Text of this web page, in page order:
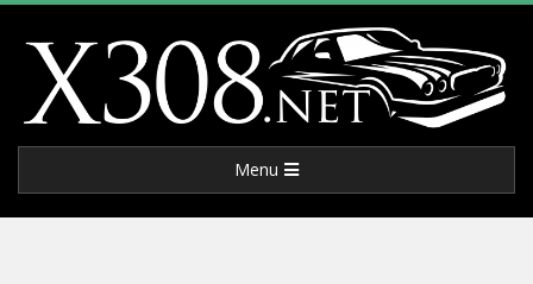
content
X
3
Navigation
Menu